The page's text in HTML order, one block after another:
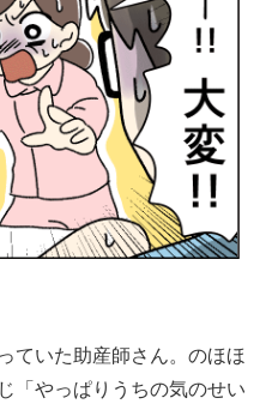
ていた助産師さん。のほほ
「やっぱりうちの気のせい